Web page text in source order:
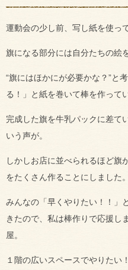
運動会の少し前、写し紙を使っ
旗になる部分には自分たちの絵
“旗にはほかにが必要かな？”と
る！」と紙を巻いて棒を作って
完成した旗を牛乳パックに差て
いう声が。
しかしお店に並べられるほど旗
をたくさん作ることにしました。
みんなの「早くやりたい！！」
きたので、私は棒作りで応援し
屋。
１階の広いスペースでやりたい